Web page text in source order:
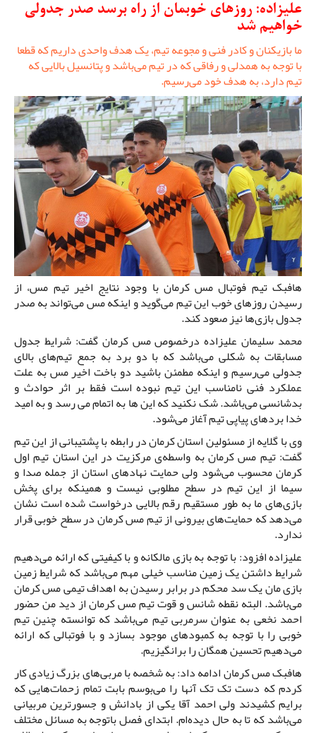
علیزاده: روزهای خوبمان از راه برسد صدر جدولی
خواهیم شد
ما بازیکنان و کادر فنی و مجوعه تیم، یک هدف واحدی داریم که قطعا
با توجه به همدلی و رفاقی که در تیم می‌باشد و پتانسیل بالایی که
تیم دارد، به هدف خود می‌رسیم.
هافبک تیم فوتبال مس کرمان با وجود نتایج اخیر تیم مس، از
رسیدن روزهای خوب این تیم می‌گوید و اینکه مس می‌تواند به صدر
جدول بازی‌ها نیز صعود کند.
محمد سلیمان علیزاده درخصوص مس کرمان گفت: شرایط جدول
مسابقات به شکلی می‌باشد که با دو برد به جمع تیم‌های بالای
جدولی می‌رسیم و اینکه مطمئن باشید دو باخت اخیر مس به علت
عملکرد فنی نامناسب این تیم نبوده است فقط بر اثر حوادث و
بدشانسی می‌باشد. شک نکنید که این ها به اتمام می رسد و به امید
خدا بردهای پیاپی تیم آغاز می‌شود.
وی با گلایه از مسئولین استان کرمان در رابطه با پشتیبانی از این تیم
گفت: تیم مس کرمان به واسطه‌ی مرکزیت در این استان تیم اول
کرمان محسوب می‌شود ولی حمایت نهادهای استان از جمله صدا و
سیما از این تیم در سطح مطلوبی نیست و همینکه برای پخش
بازی‌های ما به طور مستقیم رقم بالایی درخواست شده است نشان
می‌دهد که حمایت‌های بیرونی از تیم مس کرمان در سطح خوبی قرار
ندارد.
علیزاده افزود: با توجه به بازی مالکانه و با کیفیتی که ارائه می‌دهیم
شرایط داشتن یک زمین مناسب خیلی مهم می‌باشد که شرایط زمین
بازی مان یک سد محکم در برابر رسیدن به اهداف تیمی مس کرمان
می‌باشد. البته نقطه شانس و قوت تیم مس کرمان از دید من حضور
احمد نخعی به عنوان سرمربی تیم می‌باشد که توانسته چنین تیم
خوبی را با توجه به کمبودهای موجود بسازد و با فوتبالی که ارائه
می‌دهیم تحسین همگان را برانگیزیم.
هافبک مس کرمان ادامه داد: به شخصه با مربی‌های بزرگ زیادی کار
کردم که دست تک تک آنها را می‌بوسم بابت تمام زحمات‌هایی که
برایم کشیدند ولی احمد آقا یکی از بادانش و جسورترین مربیانی
می‌باشد که تا به حال دیده‌ام. ابتدای فصل باتوجه به مسائل مختلف